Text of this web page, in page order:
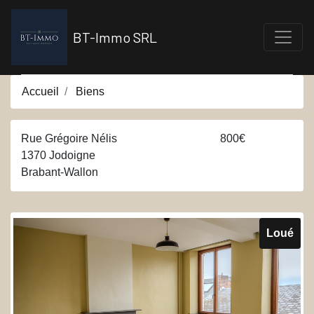
Aller
contenu
BT-Immo SRL
Accueil Biens
Rue Grégoire Nélis
1370 Jodoigne
Brabant-Wallon
800€
Loué